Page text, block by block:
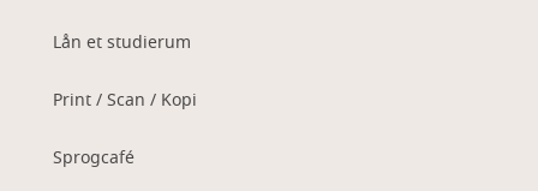
Lån et studierum
Print / Scan / Kopi
Sprogcafé